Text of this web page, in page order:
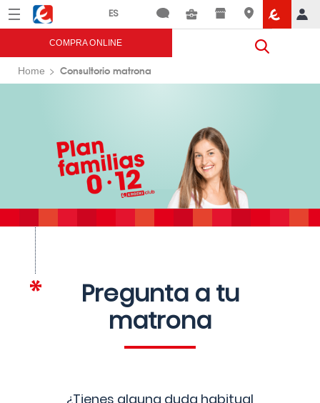
Menú Eroski
COMPRA ONLINE
Home Consultorio matrona
Pregunta a tu
matrona
¿Tienes alguna duda habitual